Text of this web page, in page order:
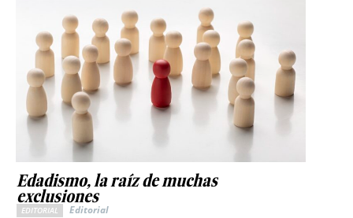
Edadismo, la raíz de muchas
exclusiones
EDITORIAL Editorial